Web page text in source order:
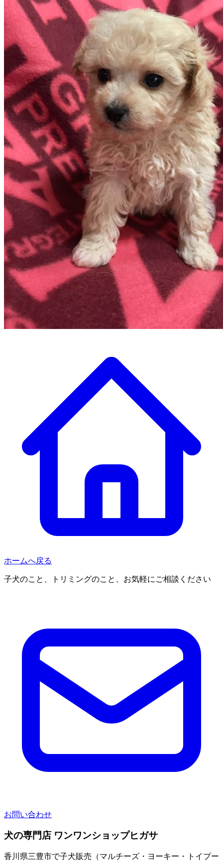
ホームへ戻る
子犬のこと、トリミングのこと、お気軽にご相談ください
お問い合わせ
犬の専門店 ワンワンショップヒガサ
香川県三豊市で子犬販売（マルチーズ・ヨーキー・トイプー